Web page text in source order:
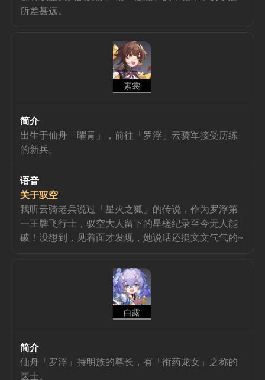
所差甚远。
素裳
简介
出生于仙舟「曜青」，前往「罗浮」云骑军接受历练
的新兵。
语音
关于驭空
我听云骑老兵说过「星火之狐」的传说，作为罗浮第
一王牌飞行士，驭空大人留下的星槎纪录至今无人能
破！没想到，见着面才发现，她说话还挺文文气气的~
白露
简介
仙舟「罗浮」持明族的尊长，有「衔药龙女」之称的
医士。